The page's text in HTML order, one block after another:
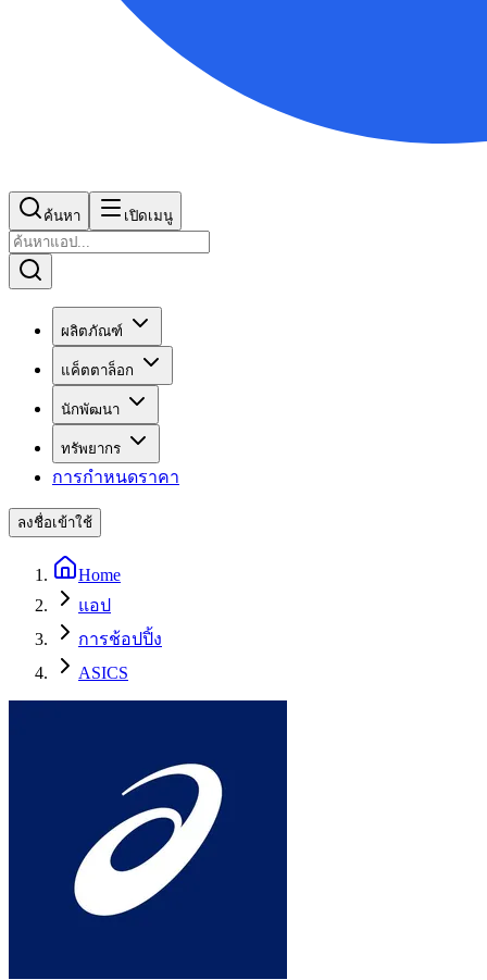
ค้นหา เปิดเมนู
ผลิตภัณฑ์
แค็ตตาล็อก
นักพัฒนา
ทรัพยากร
การกำหนดราคา
ลงชื่อเข้าใช้
Home
แอป
การช้อปปิ้ง
ASICS